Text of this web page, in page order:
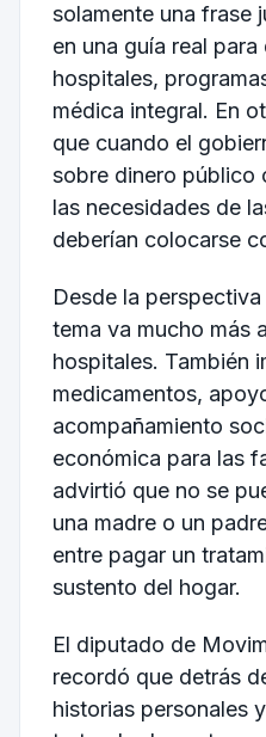
solamente una frase
en una guía real
hospitales,
médica integral. En
que cuando el
sobre dinero público
las necesidades de
deberían colocarse
Desde la
tema va mucho más
hospitales. También
medicamentos,
acompañamiento
económica para las
advirtió que no se
una madre o un
entre pagar un
sustento del hogar.
El diputado de
recordó que detrás
historias personales